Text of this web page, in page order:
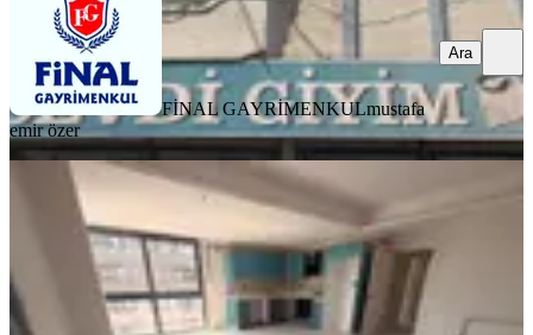
FİNAL GAYRİMENKULmustafa
emir özer
Ara
Adana Seyhan Kiralık 3+1 Havuzlu
Site İçinde Daire
Seyhan, Mithatpaşa Mahallesi
3+1·135 m²· 12. Kat· 06.08.2026